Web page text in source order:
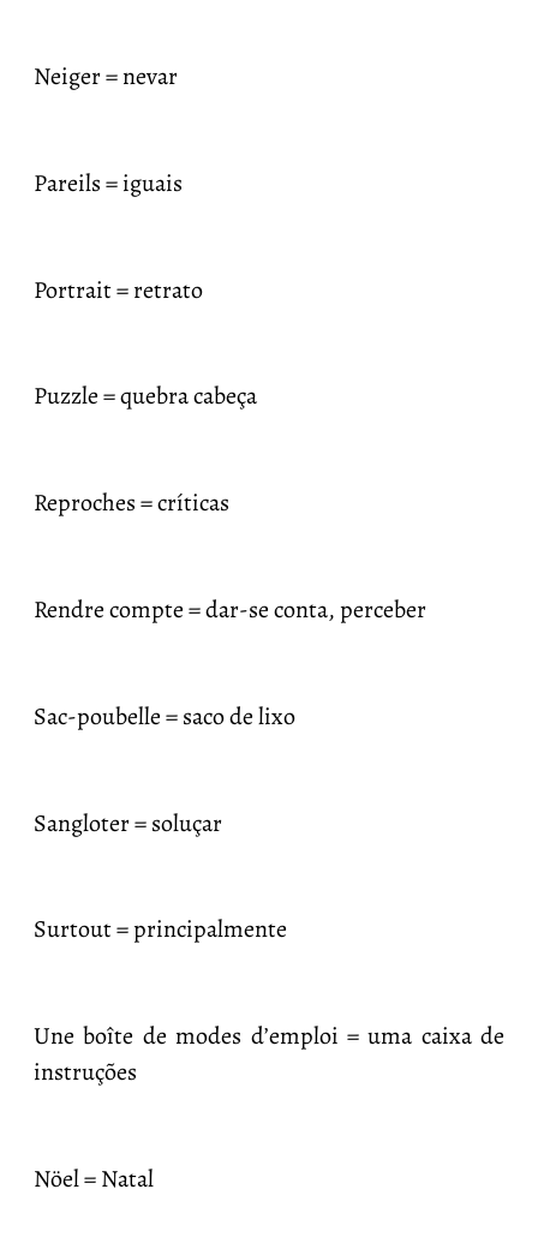
Neiger = nevar
Pareils = iguais
Portrait = retrato
Puzzle = quebra cabeça
Reproches = críticas
Rendre compte = dar-se conta, perceber
Sac-poubelle = saco de lixo
Sangloter = soluçar
Surtout = principalmente
Une boîte de modes d’emploi = uma caixa de
instruções
Nöel = Natal